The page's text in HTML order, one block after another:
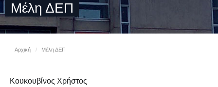
Μέλη ΔΕΠ
Αρχική / Μέλη ΔΕΠ
Κουκουβίνος Χρήστος